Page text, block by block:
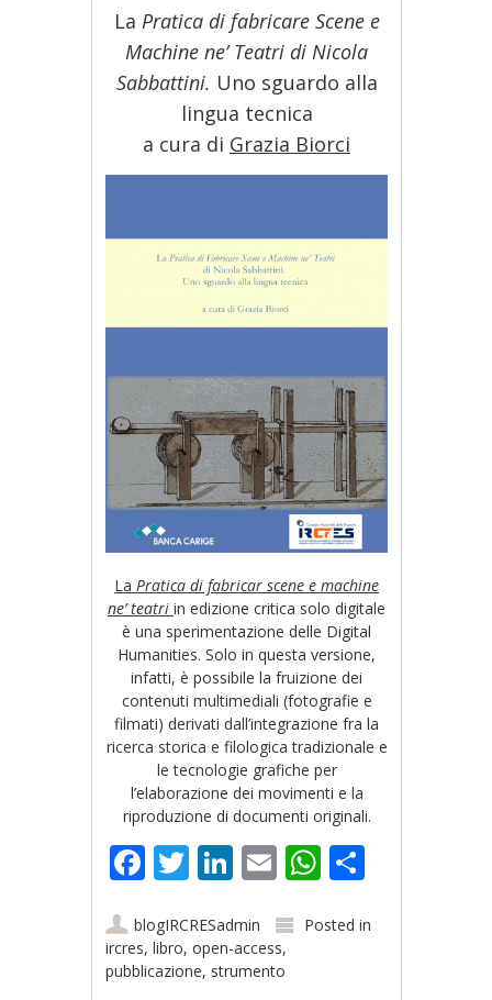
La Pratica di fabricare Scene e
Machine ne’ Teatri di Nicola
Sabbattini. Uno sguardo alla
lingua tecnica
a cura di Grazia Biorci
La Pratica di fabricar scene e machine
ne’ teatri in edizione critica solo digitale
è una sperimentazione delle Digital
Humanities. Solo in questa versione,
infatti, è possibile la fruizione dei
contenuti multimediali (fotografie e
filmati) derivati dall’integrazione fra la
ricerca storica e filologica tradizionale e
le tecnologie grafiche per
l’elaborazione dei movimenti e la
riproduzione di documenti originali.
Facebook
Twitter
LinkedIn
EmailWhatsApp
blogIRCRESadmin
Posted in
ircres,libro,open-access,
pubblicazione, strumento